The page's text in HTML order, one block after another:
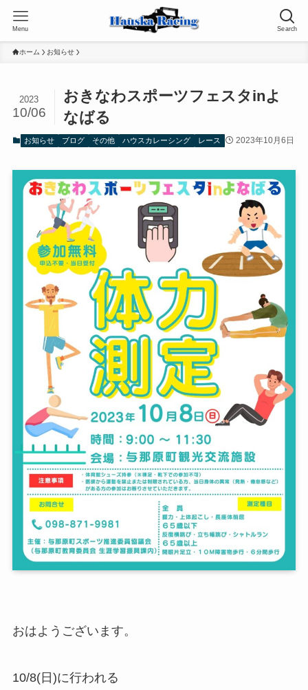
Search
Menu
ホーム お知らせ
おきなわスポーツフェスタinよ
なばる
2023
10/06
お知らせ ブログ その他 ハウスカレーシング レース 2023年10月6日
おはようございます。
10/8(日)に行われる